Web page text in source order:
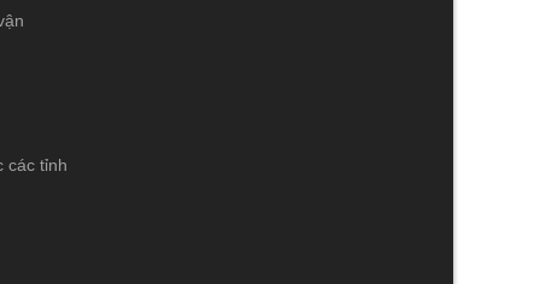
các tỉnh